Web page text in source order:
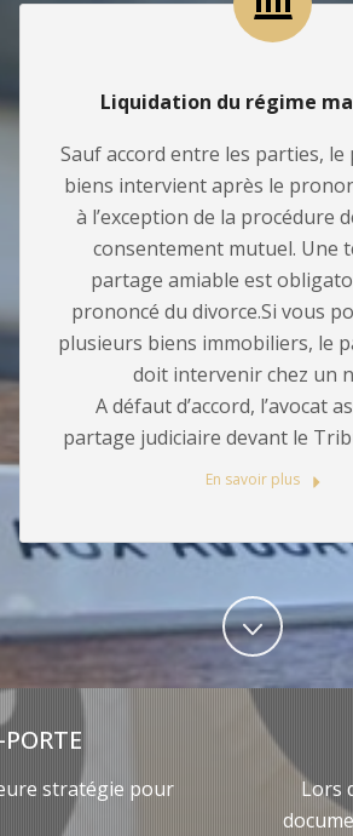
Liquidation du régime
Sauf accord entre les parties, le
biens intervient après le
à l’exception de la procédure
consentement mutuel. Une
partage amiable est
prononcé du divorce.Si vous
plusieurs biens immobiliers, le
doit intervenir chez un
A défaut d’accord, l’avocat
partage judiciaire devant le
En savoir plus
stratégie pour
Lors